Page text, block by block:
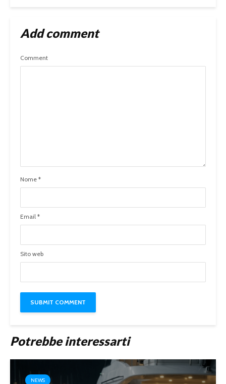
Add comment
Comment
Nome *
Email *
Sito web
Potrebbe interessarti
NEWS